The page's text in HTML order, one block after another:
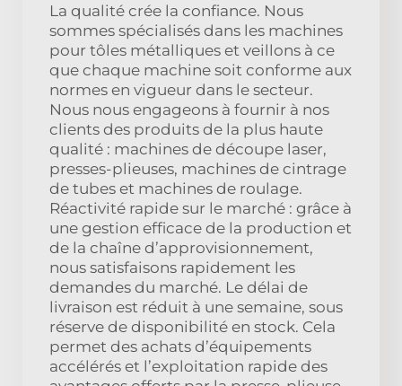
La qualité crée la confiance. Nous
sommes spécialisés dans les machines
pour tôles métalliques et veillons à ce
que chaque machine soit conforme aux
normes en vigueur dans le secteur.
Nous nous engageons à fournir à nos
clients des produits de la plus haute
qualité : machines de découpe laser,
presses-plieuses, machines de cintrage
de tubes et machines de roulage.
Réactivité rapide sur le marché : grâce à
une gestion efficace de la production et
de la chaîne d’approvisionnement,
nous satisfaisons rapidement les
demandes du marché. Le délai de
livraison est réduit à une semaine, sous
réserve de disponibilité en stock. Cela
permet des achats d’équipements
accélérés et l’exploitation rapide des